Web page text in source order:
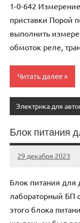
1-0-642
приставки Порой
выполнить
обмоток реле,
Читать далее
Электрика для
Блок питания
29 декабря 2023
autotravel03
Нет
Блок питания
лабораторный БП
этого блока